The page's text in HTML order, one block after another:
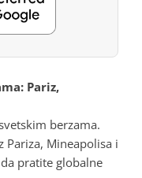
Pariz,
berzama.
Pariza, Mineapolisa i
pratite globalne